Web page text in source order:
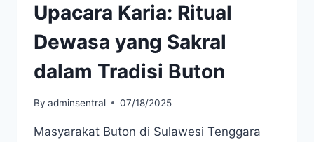
Upacara Karia: Ritual
Dewasa yang Sakral
dalam Tradisi Buton
By adminsentral 07/18/2025
Masyarakat Buton di Sulawesi Tenggara